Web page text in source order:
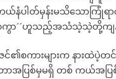
ယ်နံပါတ်မှန်းမသိသောကြုံရ
ောကွာ´´ဟူသည့်အသံသဲ့သဲ့တို့က
၏စကားများက နားထဲပဲ့
ာအပြစ်မှမရှိ တစ် ကယ်အပ